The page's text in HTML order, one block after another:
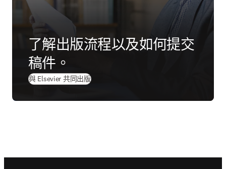
了解出版流程以及如何提交
稿件。
與 Elsevier 共同出版